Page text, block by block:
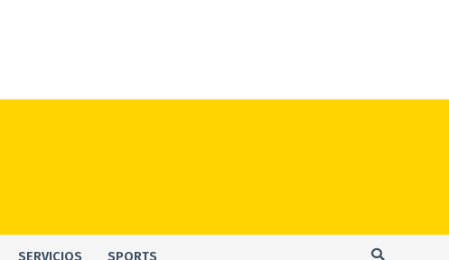
SERVICIOS SPORTS